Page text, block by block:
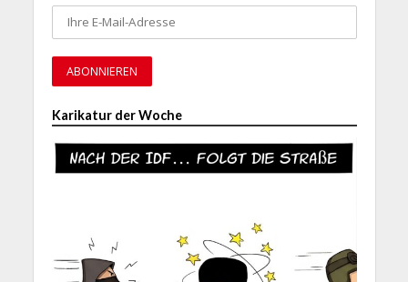
Karikatur der Woche